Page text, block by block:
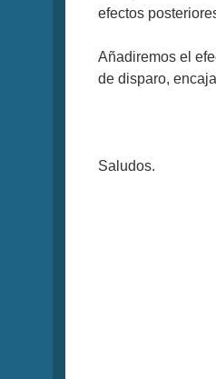
efectos
Añadiremos el
de disparo,
Saludos.